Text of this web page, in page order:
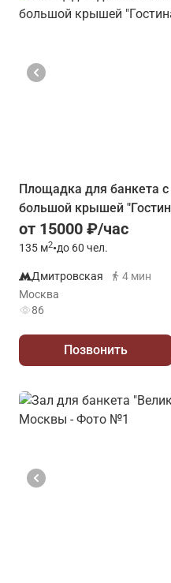
Площадка для банкета
большой крышей
от 15000 ₽/час
135 м2•до 60 чел.
Дмитровская
4 мин
Москва
86
Позвонить